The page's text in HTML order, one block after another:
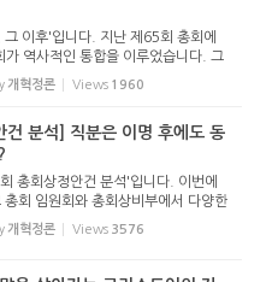
이후'입니다. 지난 제65회 총회에
가 역사적인 통합을 이루었습니다. 그
차원에서 교류를 시작하면서 서로의
가 통합에 이른 것이 아니라 총회 임원
개혁정론 Views 1960
건 분석] 직분은 이명 후에도 동
총회상정안건 분석'입니다. 이번에
회 임원회와 총회상비부에서 다양한
. 장로교회는 당회, 노회, 총회에 의한
회에 상정된 안건에 대한 진지한 논의
개혁정론 Views 3576